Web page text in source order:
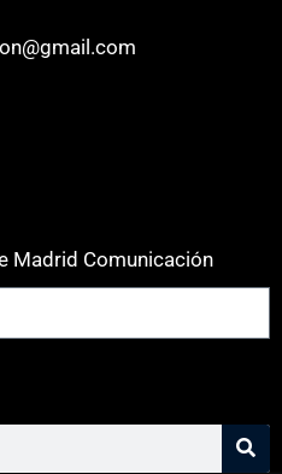
Madrid Comunicación